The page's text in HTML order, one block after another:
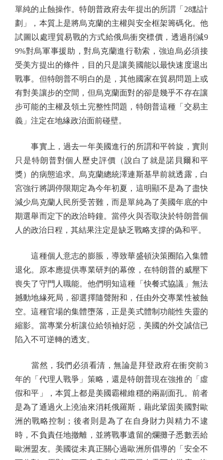
單純的止蝕操作。特朗普政府去年提出的所謂「28點計
劃」，本質上是將烏克蘭的主權與安全框架籌碼化。他
試圖以處理貿易戰的方式給俄烏衝突標價，透過削減9
9%對烏軍事援助，對烏克蘭進行勒索，強迫烏必須接
受美方提出的條件，目的只是讓美國能以最快速度退出
戰事。但特朗普不明白的是，其他國家在貿易問題上或
有對美讓步的空間，但烏克蘭面對的卻是幾乎不存在讓
步可能的主權及領土完整性問題，特朗普這種「交易主
義」注定在地緣政治面前碰壁。
事實上，過去一年美國進行的所謂和平斡旋，實則
只是特朗普對個人歷史評價（說白了就是諾貝爾和平
獎）的病態追求。烏克蘭總統澤連斯基早前就透露，白
宮強行將調停限期定為今年初夏，這明顯不是為了盡快
減少烏克蘭人民所受苦難，而是單純為了美國年底的中
期選舉而定下的政治時鐘。當停火與否取決於特朗普個
人的政治日程，其結果注定是缺乏戰略支撐的偽和平。
這種個人意志的膨脹，導致華盛頓決策圈陷入集體
退化。原本應提供專業研判的幕僚，在特朗普的威壓下
喪失了守門人職能。他們明知這種「快餐式協議」無法
撼動地緣死局，卻選擇隨聲附和，任由外交專業性被蝕
空。這種官場的集體墮落，正是美式體制功能性失靈的
縮影。當專業分析讓位給領袖好惡，美國的外交誠信已
陷入不可逆轉的透支。
當然，我們必須看清，無論是拜登政府在衝突前3
年的「代理人戰爭」策略，還是特朗普現在強推的「虛
假和平」，本質上都是美國霸權維穩的兩副面孔。前者
是為了通過火上澆油來消耗俄羅斯，藉此鞏固美國對歐
洲的戰略控制；後者則是為了在自身財力與精力不逮
時，不負責任地撤離，並將戰事遺留的爛攤子悉數丟給
歐洲盟友。美國從未真正關心過歐洲所倡導的「安全不